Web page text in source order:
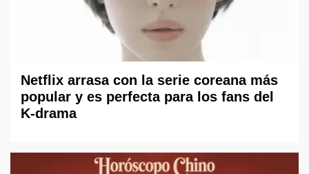
Netflix arrasa con la serie coreana más
popular y es perfecta para los fans del
K-drama